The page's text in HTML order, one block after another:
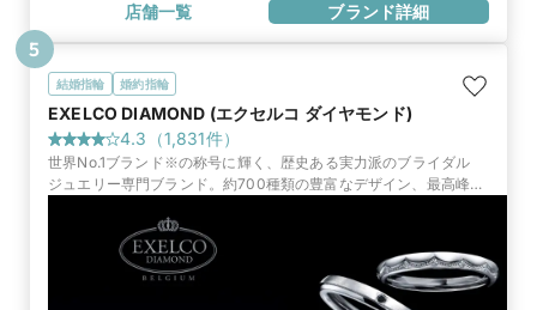
店舗一覧 ブランド詳細
結婚指輪 婚約指輪
EXELCO DIAMOND (エクセルコ ダイヤモンド)
4.3 （1,831件）
世界No.1ブランド※の称号に輝く、歴史ある実力派のブライダル
ジュエリー専門ブランド。約700種類の豊富なデザイン、最高峰の
5